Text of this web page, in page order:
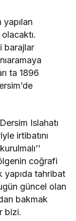
barajlar
ta 1896
Islahatı
irtibatını
coğrafi
yapıda tahribat
güncel olan
bakmak
bizi.